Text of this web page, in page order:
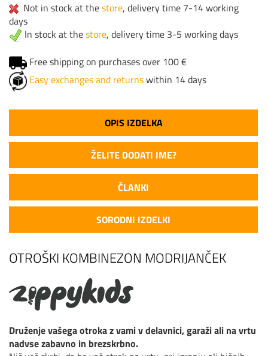
Not in stock at thestore, delivery time 7-14 working
days
In stock at thestore, delivery time 3-5 working days
Free shipping on purchases over 100 €
Easy exchanges and returnswithin 14 days
OPIS IZDELKA
ŽELITE DODATI IME?
ČLANKI
SORODNI IZDELKI
OTROŠKI KOMBINEZON MODRIJANČEK
Druženje vašega otroka z vami v delavnici, garaži ali na vrtu
nadvse zabavno in brezskrbno.